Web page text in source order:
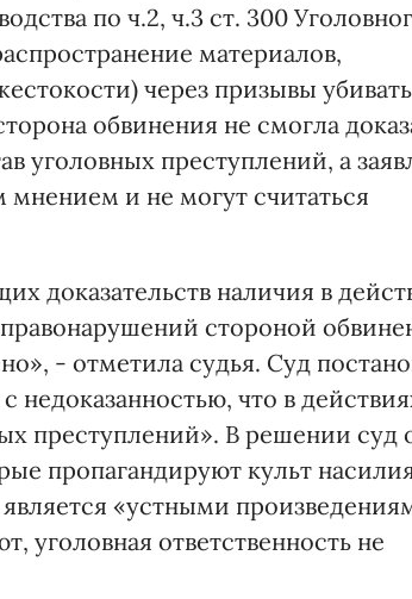
по ч.2, ч.3 ст. 300
материалов,
через призывы убивать
обвинения не смогла
уголовных преступлений, а
мнением и не могут считаться
доказательств наличия в
стороной
- отметила судья. Суд
недоказанностью, что в
преступлений». В решении суд
пропагандируют культ
«устными
уголовная ответственность не